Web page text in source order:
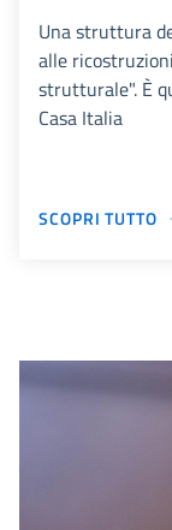
Una struttura
alle
strutturale". È
Casa Italia
SCOPRI TUTTO